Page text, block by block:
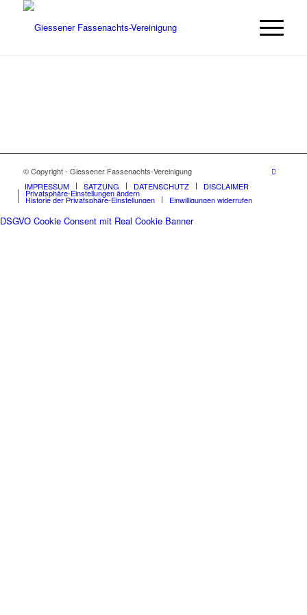
© Copyright - Giessener Fassenachts-Vereinigung
IMPRESSUM
SATZUNG DATENSCHUTZ DISCLAIMER
Privatsphäre-Einstellungen ändern
Historie der Privatsphäre-Einstellungen Einwilligungen widerrufen
DSGVO Cookie Consent mit Real Cookie Banner